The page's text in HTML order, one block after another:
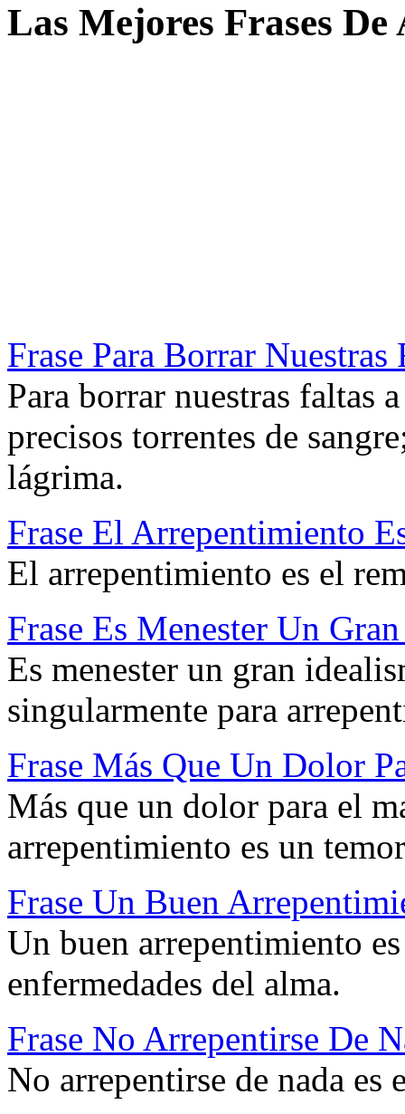
Las Mejores Frases
Frase Para Borrar
Para borrar nuestras faltas
precisos torrentes de
lágrima.
Frase El Arrepentimiento
El arrepentimiento es el
Frase Es Menester Un
Es menester un gran
singularmente para
Frase Más Que Un Dolor
Más que un dolor para el
arrepentimiento es un
Frase Un Buen
Un buen arrepentimiento
enfermedades del alma.
Frase No Arrepentirse De
No arrepentirse de nada